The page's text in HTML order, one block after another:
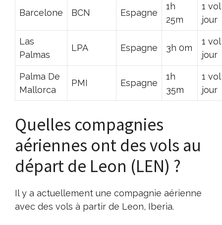
Barcelone BCN Espagne
1h
25m
1
jour
Las
Palmas
LPA Espagne 3h 0m
1
jour
Palma De
Mallorca
PMI Espagne
1h
35m
1
jour
Quelles compagnies
aériennes ont des vols au
départ de Leon (LEN) ?
Il y a actuellement une compagnie aérienne
avec des vols à partir de Leon, Iberia.